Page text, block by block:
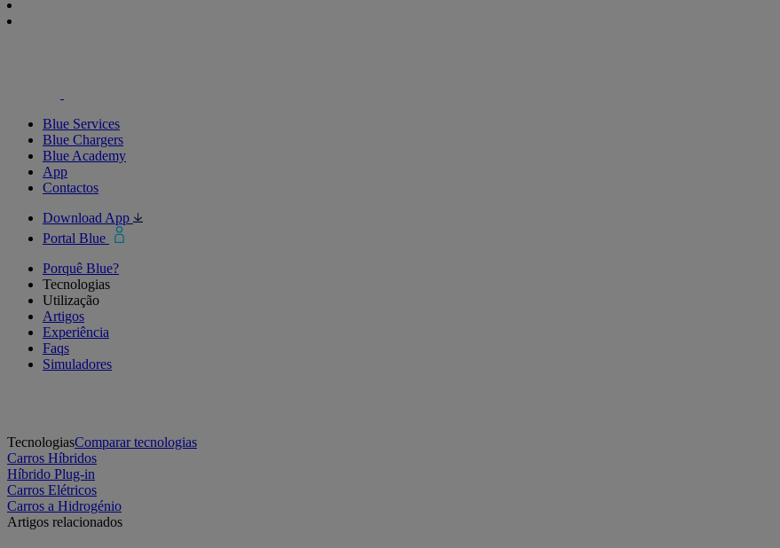
Blue Services
Blue Chargers
Blue Academy
App
Contactos
Download App
Portal Blue
Porquê Blue?
Tecnologias
Utilização
Artigos
Experiência
Faqs
Simuladores
TecnologiasComparar tecnologias
Carros Híbridos
Híbrido Plug-in
Carros Elétricos
Carros a Hidrogénio
Artigos relacionados